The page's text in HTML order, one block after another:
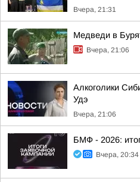
Вчера, 21:31
Медведи в
Вчера, 21:06
Алкоголики
Удэ
Вчера, 21:06
БМФ - 2026:
Вчера, 20:34